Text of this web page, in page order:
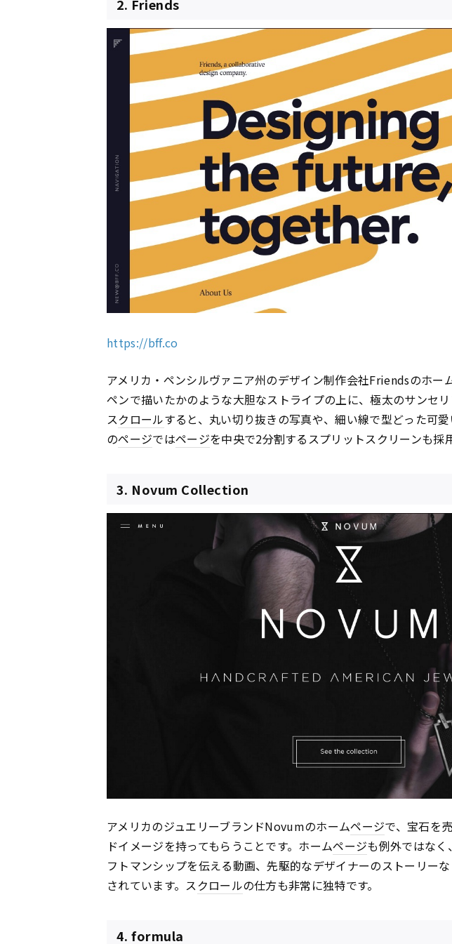
2. Friends
https://bff.co
アメリカ・ペンシルヴァニア州のデザイン制作会社Friendsのホー
ペンで描いたかのような大胆なストライプの上に、極太のサンセ
スクロールすると、丸い切り抜きの写真や、細い線で型どった可
のページではページを中央で2分割するスプリットスクリーンも採
3. Novum Collection
アメリカのジュエリーブランドNovumのホームページで、宝石を
ドイメージを持ってもらうことです。ホームページも例外ではなく
フトマンシップを伝える動画、先駆的なデザイナーのストーリー
されています。スクロールの仕方も非常に独特です。
4. formula